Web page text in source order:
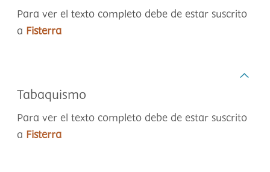
Para ver el texto completo debe de estar suscrito
a Fisterra
Tabaquismo
Para ver el texto completo debe de estar suscrito
a Fisterra